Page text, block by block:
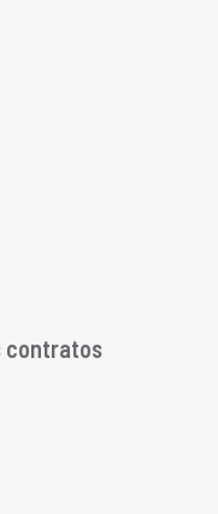
contratos